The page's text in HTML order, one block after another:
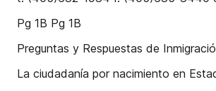
Pg 1B Pg 1B
Preguntas y Respuestas de
La ciudadanía por nacimiento en